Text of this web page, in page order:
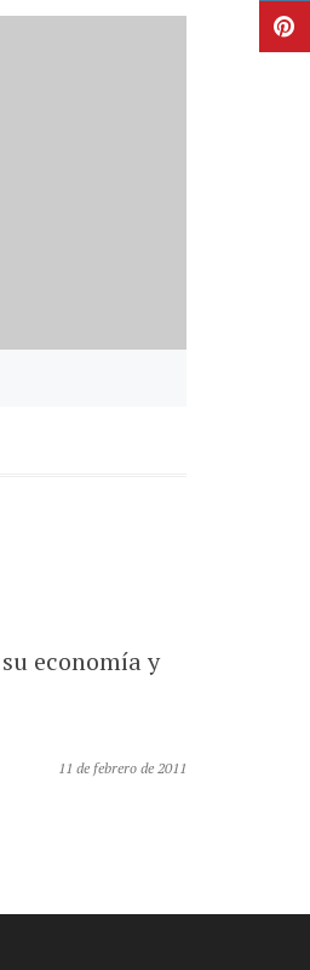
economía y
11 de febrero de 2011